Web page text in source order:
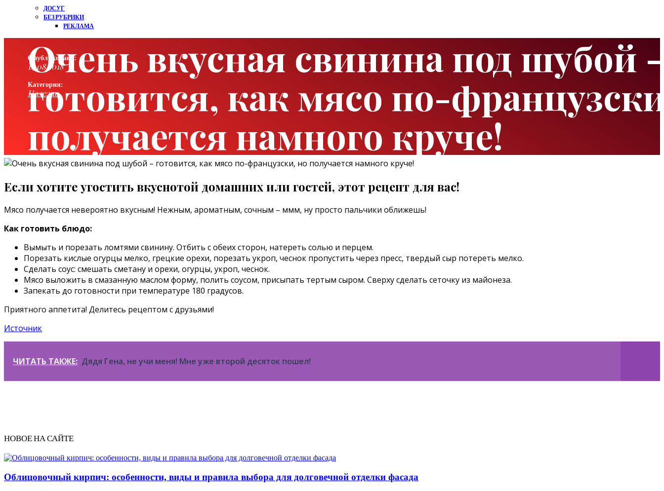
ДОСУГ
БЕЗ РУБРИКИ
РЕКЛАМА
Очень вкусная свинина под шубой
готовится, как мясо по-
получается намного круче!
Опубликовано:
14.08.2018
Категория:
Полезно
Если хотите угостить вкуснотой домашних или гостей, этот рецепт для вас!
Мясо получается невероятно вкусным! Нежным, ароматным, сочным – ммм, ну просто пальчики оближешь!
Как готовить блюдо:
Вымыть и порезать ломтями свинину. Отбить с обеих сторон, натереть солью и перцем.
Порезать кислые огурцы мелко, грецкие орехи, порезать укроп, чеснок пропустить через пресс, твердый сыр потереть мелко.
Сделать соус: смешать сметану и орехи, огурцы, укроп, чеснок.
Мясо выложить в смазанную маслом форму, полить соусом, присыпать тертым сыром. Сверху сделать сеточку из майонеза.
Запекать до готовности при температуре 180 градусов.
Приятного аппетита! Делитесь рецептом с друзьями!
Источник
ЧИТАТЬ ТАКЖЕ: Дядя Гена, не учи меня! Мне уже второй десяток пошел!
НОВОЕ НА САЙТЕ
Облицовочный кирпич: особенности, виды и правила выбора для долговечной отделки фасада